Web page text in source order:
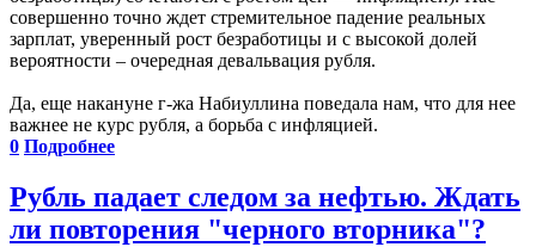
совершенно точно ждет стремительное падение реальных
зарплат, уверенный рост безработицы и с высокой долей
вероятности – очередная девальвация рубля.
Да, еще накануне г-жа Набиуллина поведала нам, что для нее
важнее не курс рубля, а борьба с инфляцией.
0 Подробнее
Рубль падает следом за нефтью. Ждать
ли повторения "черного вторника"?